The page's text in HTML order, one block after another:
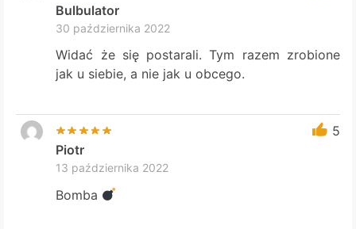
Bulbulator
30 października 2022
Widać że się postarali. Tym razem zrobione
jak u siebie, a nie jak u obcego.
5
Piotr
13 października 2022
Bomba